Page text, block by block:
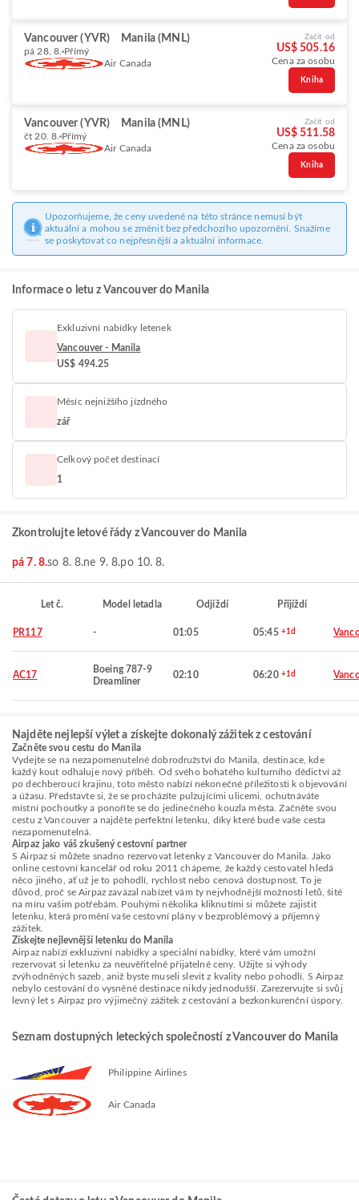
Vancouver (YVR) Manila (MNL)
pá 28. 8. Přímý
Air Canada
Začít od
US$ 505.16
Cena za osobu
Kniha
Vancouver (YVR) Manila (MNL)
čt 20. 8. Přímý
Air Canada
Začít od
US$ 511.58
Cena za osobu
Kniha
Upozorňujeme, že ceny uvedené na této stránce nemusí být
aktuální a mohou se změnit bez předchozího upozornění. Snažíme
se poskytovat co nejpřesnější a aktuální informace.
Informace o letu z Vancouver do Manila
Exkluzivní nabídky letenek
Vancouver - Manila
US$ 494.25
Měsíc nejnižšího jízdného
zář
Celkový počet destinací
1
Zkontrolujte letové řády z Vancouver do Manila
pá 7. 8.so 8. 8.ne 9. 8.po 10. 8.
Let č. Model letadla Odjíždí Přijíždí
PR117 - 01:05 05:45 +1d
AC17
Boeing 787-9
Dreamliner
02:10 06:20 +1d
Najděte nejlepší výlet a získejte dokonalý zážitek z cestování
Začněte svou cestu do Manila
Vydejte se na nezapomenutelné dobrodružství do Manila, destinace, kde
každý kout odhaluje nový příběh. Od svého bohatého kulturního dědictví až
po dechberoucí krajinu, toto město nabízí nekonečné příležitosti k objevování
a úžasu. Představte si, že se procházíte pulzujícími ulicemi, ochutnáváte
místní pochoutky a ponoříte se do jedinečného kouzla města. Začněte svou
cestu z Vancouver a najděte perfektní letenku, díky které bude vaše cesta
nezapomenutelná.
Airpaz jako váš zkušený cestovní partner
S Airpaz si můžete snadno rezervovat letenky z Vancouver do Manila. Jako
online cestovní kancelář od roku 2011 chápeme, že každý cestovatel hledá
něco jiného, ať už je to pohodlí, rychlost nebo cenová dostupnost. To je
důvod, proč se Airpaz zavázal nabízet vám ty nejvhodnější možnosti letů, šité
na míru vašim potřebám. Pouhými několika kliknutími si můžete zajistit
letenku, která promění vaše cestovní plány v bezproblémový a příjemný
zážitek.
Získejte nejlevnější letenku do Manila
Airpaz nabízí exkluzivní nabídky a speciální nabídky, které vám umožní
rezervovat si letenku za neuvěřitelně přijatelné ceny. Užijte si výhody
zvýhodněných sazeb, aniž byste museli slevit z kvality nebo pohodlí. S Airpaz
nebylo cestování do vysněné destinace nikdy jednodušší. Zarezervujte si svůj
levný let s Airpaz pro výjimečný zážitek z cestování a bezkonkurenční úspory.
Seznam dostupných leteckých společností z Vancouver do Manila
Philippine Airlines
Air Canada